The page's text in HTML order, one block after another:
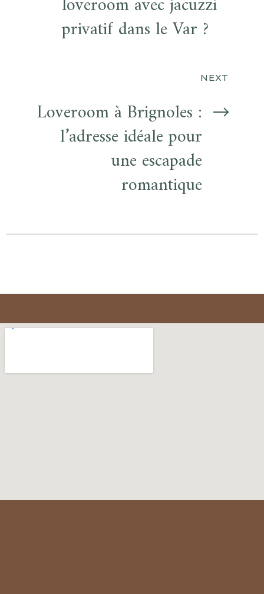
privatif dans le Var ?
NEXT
Loveroom à Brignoles :
l’adresse idéale pour
une escapade
romantique